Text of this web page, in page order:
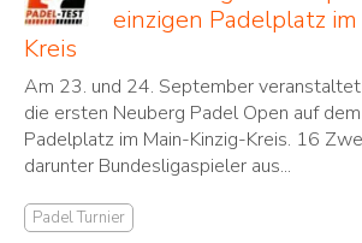
einzigen Padelplatz
Kreis
Am 23. und 24. September
die ersten Neuberg Padel Open auf
Padelplatz im Main-Kinzig-Kreis. 16
darunter Bundesligaspieler aus...
Padel Turnier